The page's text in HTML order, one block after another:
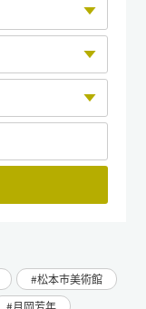
松本市美術館